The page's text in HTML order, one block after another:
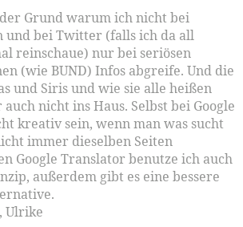
Grund warum ich nicht bei
und bei Twitter (falls ich da all
reinschaue) nur bei seriösen
(wie BUND) Infos abgreife. Und die
und Siris und wie sie alle heißen
nicht ins Haus. Selbst bei Google
kreativ sein, wenn man was sucht
immer dieselben Seiten
Google Translator benutze ich auch
außerdem gibt es eine bessere
Ulrike